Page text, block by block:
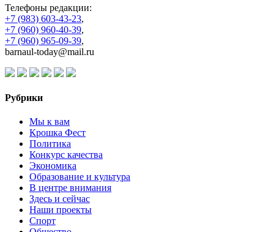
Телефоны редакции:
+7 (983) 603-43-23,
+7 (960) 960-40-39,
+7 (960) 965-09-39,
barnaul-today@mail.ru
Рубрики
Мы к вам
Крошка Фест
Политика
Конкурс качества
Экономика
Образование и культура
В центре внимания
Здесь и сейчас
Наши проекты
Спорт